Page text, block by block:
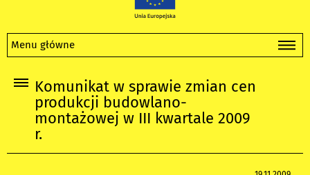
Menu główne
Komunikat w sprawie zmian cen
produkcji budowlano-
montażowej w III kwartale 2009
r.